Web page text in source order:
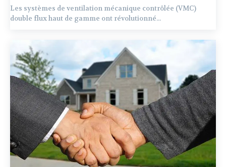
Les systèmes de ventilation mécanique contrôlée (VMC)
double flux haut de gamme ont révolutionné...